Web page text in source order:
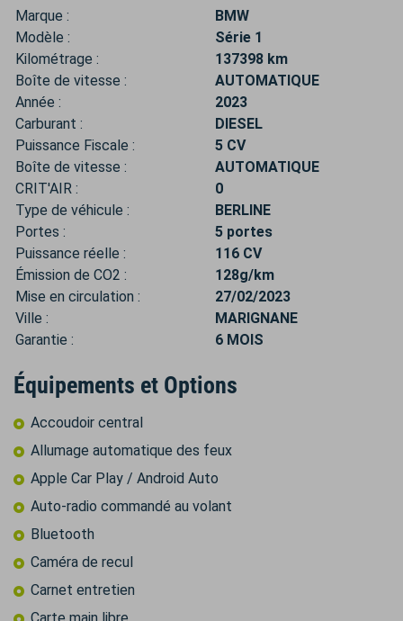
Marque :
BMW
Modèle :
Série 1
Kilométrage :
137398 km
Boîte de vitesse :
AUTOMATIQUE
Année :
2023
Carburant :
DIESEL
Puissance Fiscale :
5 CV
Boîte de vitesse :
AUTOMATIQUE
CRIT'AIR :
0
Type de véhicule :
BERLINE
Portes :
5 portes
Puissance réelle :
116 CV
Émission de CO2 :
128g/km
Mise en circulation :
27/02/2023
Ville :
MARIGNANE
Garantie :
6 MOIS
Équipements et Options
Accoudoir central
Allumage automatique des feux
Apple Car Play / Android Auto
Auto-radio commandé au volant
Bluetooth
Caméra de recul
Carnet entretien